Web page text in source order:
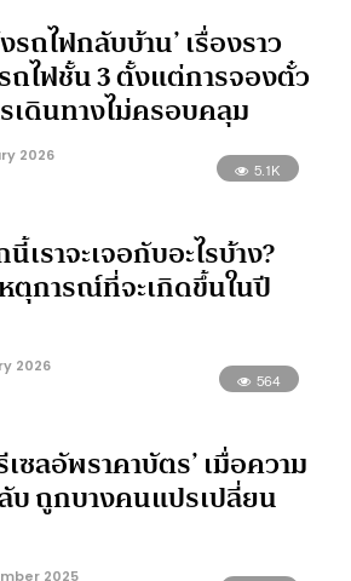
รถไฟกลับบ้าน’ เรื่องราว
ถไฟชั้น 3 ตั้งแต่การจองตั๋ว
เดินทางไม่ครอบคลุม
2026
5.1K
เราจะเจอกับอะไรบ้าง?
หตุการณ์ที่จะเกิดขึ้นในปี
2026
564
ซลอัพราคาบัตร’ เมื่อความ
ถูกบางคนแปรเปลี่ยน
2025